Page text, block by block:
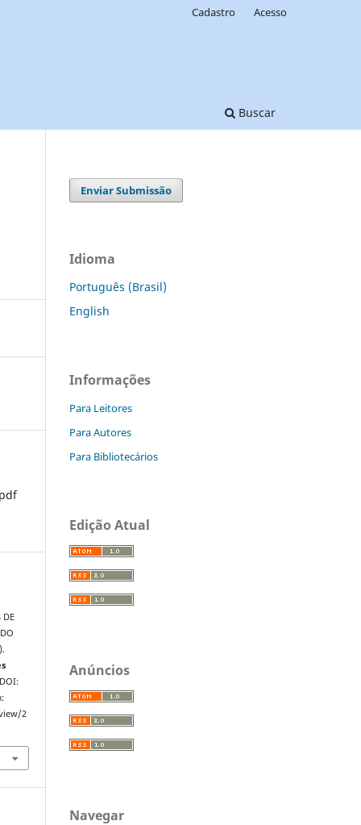
Buscar
Cadastro Acesso
DE
2
Enviar Submissão
Idioma
Português (Brasil)
English
Informações
Para Leitores
Para Autores
Para Bibliotecários
Edição Atual
Anúncios
Navegar